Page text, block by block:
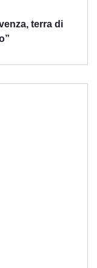
terra di